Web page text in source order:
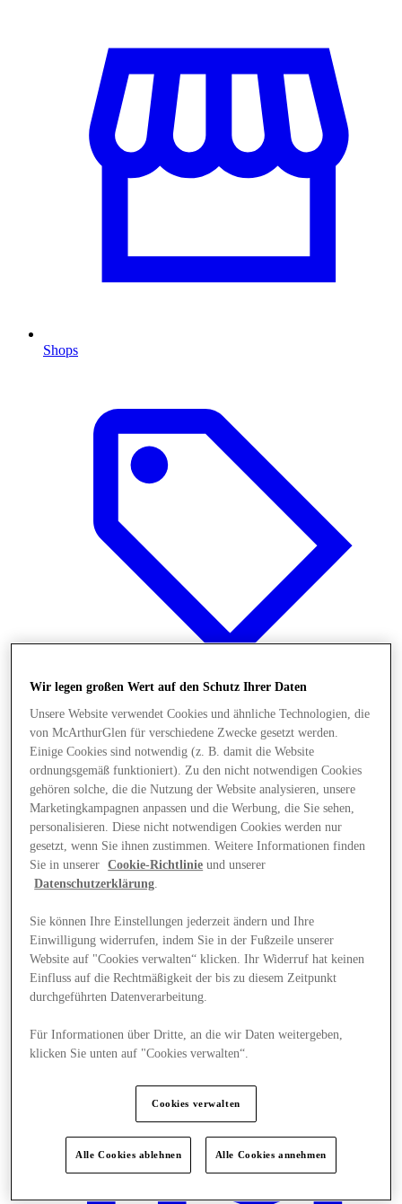
Shops
Final Sale Angebote
Wir legen großen Wert auf den Schutz Ihrer Daten
Unsere Website verwendet Cookies und ähnliche Technologien, die
von McArthurGlen für verschiedene Zwecke gesetzt werden.
Einige Cookies sind notwendig (z. B. damit die Website
ordnungsgemäß funktioniert). Zu den nicht notwendigen Cookies
gehören solche, die die Nutzung der Website analysieren, unsere
Marketingkampagnen anpassen und die Werbung, die Sie sehen,
personalisieren. Diese nicht notwendigen Cookies werden nur
gesetzt, wenn Sie ihnen zustimmen. Weitere Informationen finden
Sie in unserer
Cookie-Richtlinie und unserer
Datenschutzerklärung.
Sie können Ihre Einstellungen jederzeit ändern und Ihre
Einwilligung widerrufen, indem Sie in der Fußzeile unserer
Website auf "Cookies verwalten“ klicken. Ihr Widerruf hat keinen
Einfluss auf die Rechtmäßigkeit der bis zu diesem Zeitpunkt
durchgeführten Datenverarbeitung.
Für Informationen über Dritte, an die wir Daten weitergeben,
klicken Sie unten auf "Cookies verwalten“.
Cookies verwalten
Alle Cookies ablehnen Alle Cookies annehmen